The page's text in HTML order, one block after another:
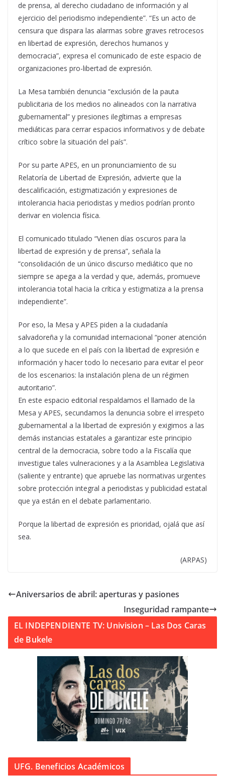
de prensa, al derecho ciudadano de información y al
ejercicio del periodismo independiente”. “Es un acto de
censura que dispara las alarmas sobre graves retrocesos
en libertad de expresión, derechos humanos y
democracia”, expresa el comunicado de este espacio de
organizaciones pro-libertad de expresión.
La Mesa también denuncia “exclusión de la pauta
publicitaria de los medios no alineados con la narrativa
gubernamental” y presiones ilegítimas a empresas
mediáticas para cerrar espacios informativos y de debate
crítico sobre la situación del país”.
Por su parte APES, en un pronunciamiento de su
Relatoría de Libertad de Expresión, advierte que la
descalificación, estigmatización y expresiones de
intolerancia hacia periodistas y medios podrían pronto
derivar en violencia física.
El comunicado titulado “Vienen días oscuros para la
libertad de expresión y de prensa”, señala la
“consolidación de un único discurso mediático que no
siempre se apega a la verdad y que, además, promueve
intolerancia total hacia la crítica y estigmatiza a la prensa
independiente”.
Por eso, la Mesa y APES piden a la ciudadanía
salvadoreña y la comunidad internacional “poner atención
a lo que sucede en el país con la libertad de expresión e
información y hacer todo lo necesario para evitar el peor
de los escenarios: la instalación plena de un régimen
autoritario”.
En este espacio editorial respaldamos el llamado de la
Mesa y APES, secundamos la denuncia sobre el irrespeto
gubernamental a la libertad de expresión y exigimos a las
demás instancias estatales a garantizar este principio
central de la democracia, sobre todo a la Fiscalía que
investigue tales vulneraciones y a la Asamblea Legislativa
(saliente y entrante) que apruebe las normativas urgentes
sobre protección integral a periodistas y publicidad estatal
que ya están en el debate parlamentario.
Porque la libertad de expresión es prioridad, ojalá que así
sea.
(ARPAS)
Aniversarios de abril: aperturas y pasiones
Inseguridad rampante
EL INDEPENDIENTE TV: Univision – Las Dos Caras
de Bukele
UFG. Beneficios Académicos